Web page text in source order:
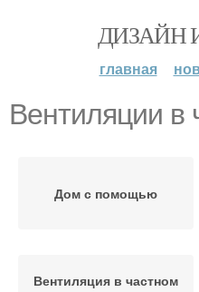
ДИЗАЙН
главная
Вентиляции в
Дом с помощью
Вентиляция в частном